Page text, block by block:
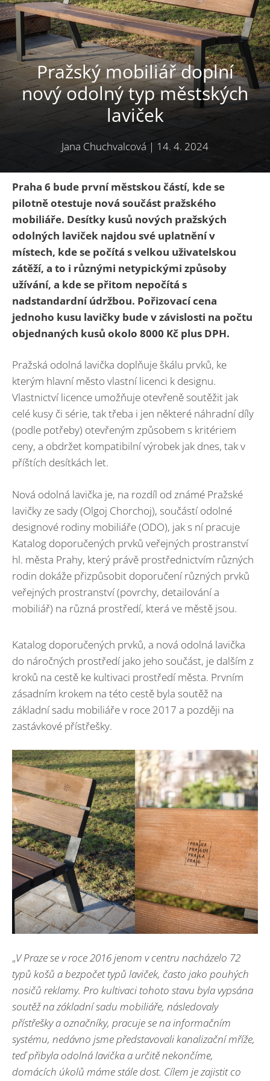
Pražský mobiliář doplní
nový odolný typ městských
laviček
Jana Chuchvalcová | 14. 4. 2024
Praha 6 bude první městskou částí, kde se
pilotně otestuje nová součást pražského
mobiliáře. Desítky kusů nových pražských
odolných laviček najdou své uplatnění v
místech, kde se počítá s velkou uživatelskou
zátěží, a to i různými netypickými způsoby
užívání, a kde se přitom nepočítá s
nadstandardní údržbou. Pořizovací cena
jednoho kusu lavičky bude v závislosti na počtu
objednaných kusů okolo 8000 Kč plus DPH.
Pražská odolná lavička doplňuje škálu prvků, ke
kterým hlavní město vlastní licenci k designu.
Vlastnictví licence umožňuje otevřeně soutěžit jak
celé kusy či série, tak třeba i jen některé náhradní díly
(podle potřeby) otevřeným způsobem s kritériem
ceny, a obdržet kompatibilní výrobek jak dnes, tak v
příštích desítkách let.
Nová odolná lavička je, na rozdíl od známé Pražské
lavičky ze sady (Olgoj Chorchoj), součástí odolné
designové rodiny mobiliáře (ODO), jak s ní pracuje
Katalog doporučených prvků veřejných prostranství
hl. města Prahy, který právě prostřednictvím různých
rodin dokáže přizpůsobit doporučení různých prvků
veřejných prostranství (povrchy, detailování a
mobiliář) na různá prostředí, která ve městě jsou.
Katalog doporučených prvků, a nová odolná lavička
do náročných prostředí jako jeho součást, je dalším z
kroků na cestě ke kultivaci prostředí města. Prvním
zásadním krokem na této cestě byla soutěž na
základní sadu mobiliáře v roce 2017 a později na
zastávkové přístřešky.
„V Praze se v roce 2016 jenom v centru nacházelo 72
typů košů a bezpočet typů laviček, často jako pouhých
nosičů reklamy. Pro kultivaci tohoto stavu byla vypsána
soutěž na základní sadu mobiliáře, následovaly
přístřešky a označníky, pracuje se na informačním
systému, nedávno jsme představovali kanalizační mříže,
teď přibyla odolná lavička a určitě nekončíme,
domácích úkolů máme stále dost. Cílem je zajistit co